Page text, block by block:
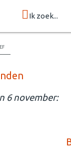
Ik zoek...
6 november: